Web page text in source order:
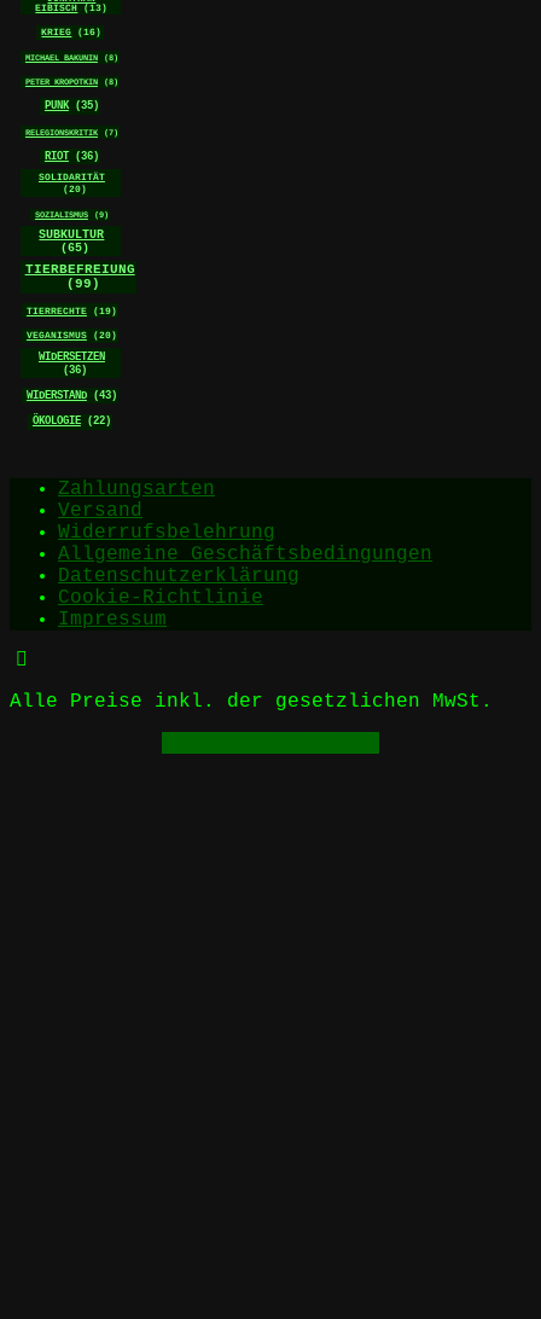
EIBISCH
(13)
KRIEG (16)
MICHAEL BAKUNIN (8)
PETER KROPOTKIN (8)
PUNK (35)
RELEGIONSKRITIK (7)
RIOT (36)
SOLIDARITÄT
(20)
SOZIALISMUS (9)
SUBKULTUR
(65)
TIERBEFREIUNG
(99)
TIERRECHTE (19)
VEGANISMUS (20)
WIDERSETZEN
(36)
WIDERSTAND (43)
ÖKOLOGIE (22)
Zahlungsarten
Versand
Widerrufsbelehrung
Allgemeine Geschäftsbedingungen
Datenschutzerklärung
Cookie-Richtlinie
Impressum
Alle Preise inkl. der gesetzlichen MwSt.